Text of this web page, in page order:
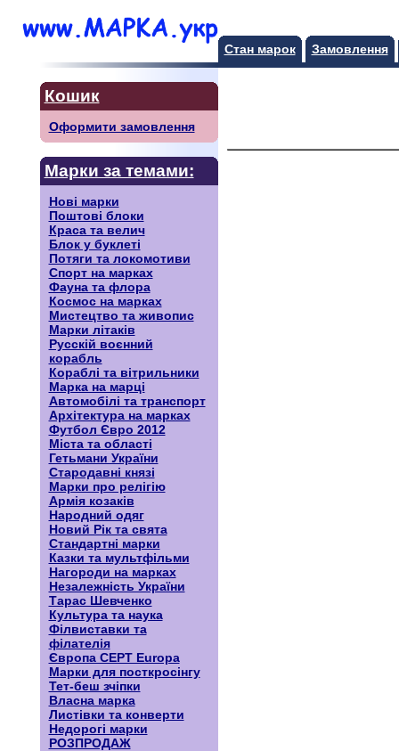
Стан марок Замовлення
Кошик
Оформити замовлення
Марки за темами:
Нові марки
Поштові блоки
Краса та велич
Блок у буклеті
Потяги та локомотиви
Спорт на марках
Фауна та флора
Космос на марках
Мистецтво та живопис
Марки літаків
Русскiй воєнний
корабль
Кораблі та вітрильники
Марка на марці
Автомобілі та транспорт
Архітектура на марках
Футбол Євро 2012
Міста та області
Гетьмани України
Стародавні князі
Марки про релігію
Армія козаків
Народний одяг
Новий Рік та свята
Стандартні марки
Казки та мультфільми
Нагороди на марках
Незалежність України
Тарас Шевченко
Культура та наука
Філвиставки та
філателія
Європа CEPT Europa
Марки для посткросінгу
Тет-беш зчіпки
Власна марка
Листівки та конверти
Недорогі марки
РОЗПРОДАЖ